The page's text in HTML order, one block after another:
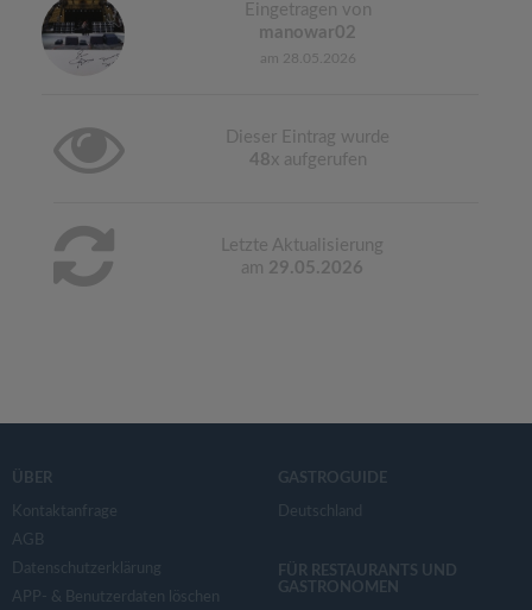
Eingetragen von
manowar02
am 28.05.2026
Dieser Eintrag wurde
48x aufgerufen
Letzte Aktualisierung
am 29.05.2026
ÜBER
Kontaktanfrage
AGB
Datenschutzerklärung
APP- & Benutzerdaten löschen
GASTROGUIDE
Deutschland
FÜR RESTAURANTS UND
GASTRONOMEN